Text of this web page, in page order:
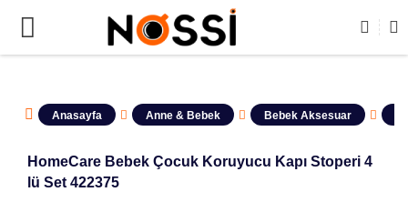
TAMAMI DEMODUR SATIŞA KAPALIDIR !
Anasayfa Anne & Bebek Bebek Aksesuar
HomeCare Bebek Çocuk Koruyucu Kapı Stoperi 4
lü Set 422375